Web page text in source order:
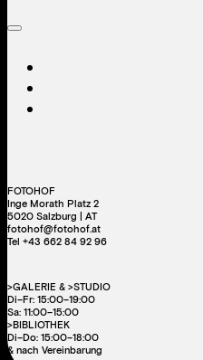
FOTOHOF
Inge Morath Platz 2
5020 Salzburg | AT
fotohof@fotohof.at
Tel +43 662 84 92 96
>GALERIE & >STUDIO
Di–Fr: 15:00–19:00
Sa: 11:00–15:00
>BIBLIOTHEK
Di–Do: 15:00–18:00
& nach Vereinbarung